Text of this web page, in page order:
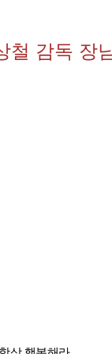
철 감독 장